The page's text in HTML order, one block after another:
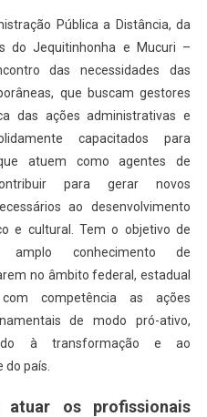
Pública a Distância, da
do Jequitinhonha e Mucuri –
das necessidades das
que buscam gestores
das ações administrativas e
capacitados para
atuem como agentes de
para gerar novos
ao desenvolvimento
e cultural. Tem o objetivo de
amplo conhecimento de
no âmbito federal, estadual
competência as ações
de modo pró-ativo,
à transformação e ao
país.
os profissionais